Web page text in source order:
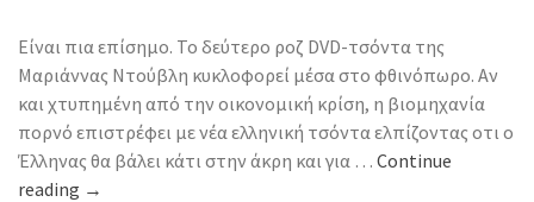
Είναι πια επίσημο. Το δεύτερο ροζ DVD-τσόντα της
Μαριάννας Ντούβλη κυκλοφορεί μέσα στο φθινόπωρο. Αν
και χτυπημένη από την οικονομική κρίση, η βιομηχανία
πορνό επιστρέφει με νέα ελληνική τσόντα ελπίζοντας οτι ο
Έλληνας θα βάλει κάτι στην άκρη και για … Continue
reading →